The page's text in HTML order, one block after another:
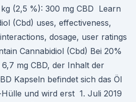
(2,5 %): 300 mg CBD Learn
(Cbd) uses, effectiveness,
dosage, user ratings
Cannabidiol (Cbd) Bei 20%
mg CBD, der Inhalt der
Kapseln befindet sich das Öl
und wird erst 1. Juli 2019